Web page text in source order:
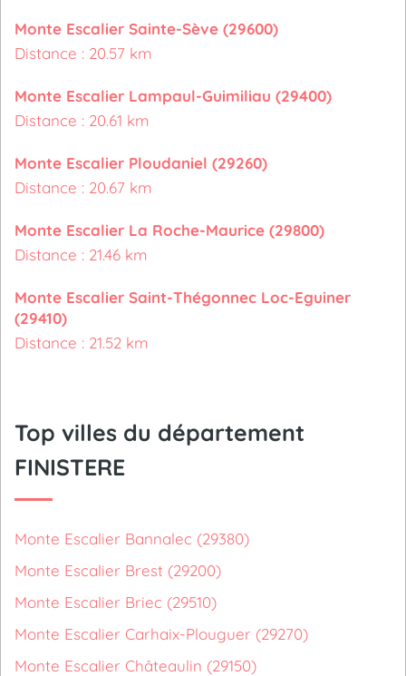
Monte Escalier Sainte-Sève (29600)
Distance : 20.57 km
Monte Escalier Lampaul-Guimiliau (29400)
Distance : 20.61 km
Monte Escalier Ploudaniel (29260)
Distance : 20.67 km
Monte Escalier La Roche-Maurice (29800)
Distance : 21.46 km
Monte Escalier Saint-Thégonnec Loc-Eguiner
(29410)
Distance : 21.52 km
Top villes du département
FINISTERE
Monte Escalier Bannalec (29380)
Monte Escalier Brest (29200)
Monte Escalier Briec (29510)
Monte Escalier Carhaix-Plouguer (29270)
Monte Escalier Châteaulin (29150)